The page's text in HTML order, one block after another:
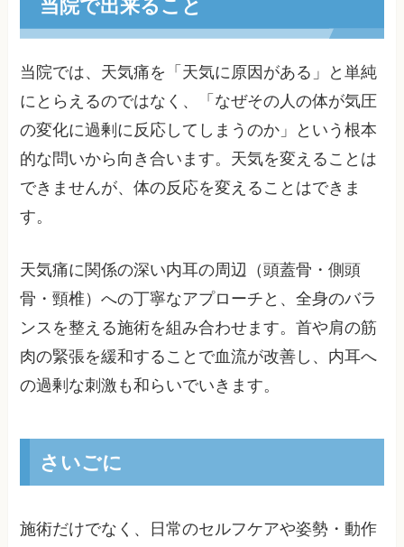
当院では、天気痛を「天気に原因がある」と単純
にとらえるのではなく、「なぜその人の体が気圧
の変化に過剰に反応してしまうのか」という根本
的な問いから向き合います。天気を変えることは
できませんが、体の反応を変えることはできま
す。
天気痛に関係の深い内耳の周辺（頭蓋骨・側頭
骨・頸椎）への丁寧なアプローチと、全身のバラ
ンスを整える施術を組み合わせます。首や肩の筋
肉の緊張を緩和することで血流が改善し、内耳へ
の過剰な刺激も和らいでいきます。
さいごに
施術だけでなく、日常のセルフケアや姿勢・動作